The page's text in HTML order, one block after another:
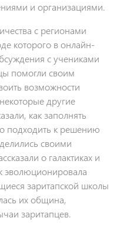
и организациями.
с регионами
которого в онлайн-
с учениками
помогли своим
возможности
другие
как заполнять
подходить к решению
своими
о галактиках и
эволюционировала
заритапской школы
их община,
заритапцев.